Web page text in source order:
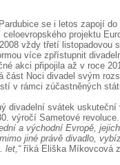
PŘEDPLATNÉ
KONTAKTY
O DIVADLE
SOUBOR
DÁLE NABÍZÍME
se i letos zapojí do
projektu
vždy třetí listopadovou
více zpřístupnit
akci připojila až v roce
část Noci divadel svým
v rámci zúčastněných
divadelní svátek uskuteční
výročí Sametové
a východní Evropě,
jiné právě divadlo,
let,“říká Eliška Míkovcová